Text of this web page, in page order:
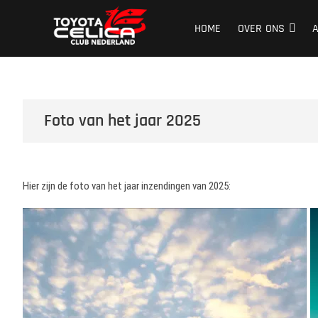
inhoud
Toyota Celica
HOME OVER ONS
Foto van het jaar 2025
Hier zijn de foto van het jaar inzendingen van 2025: